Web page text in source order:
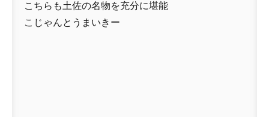
こちらも土佐の名物を充分に堪能
こじゃんとうまいきー